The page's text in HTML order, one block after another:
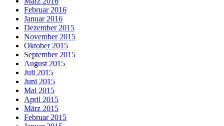
Februar 2016
Januar 2016
Dezember 2015
November 2015
Oktober 2015
September 2015
August 2015
Juli 2015
Juni 2015
Mai 2015
April 2015
März 2015
Februar 2015